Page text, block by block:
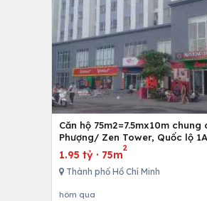
Căn hộ 75m2=7.5mx10m chung
Phượng/ Zen Tower, Quốc lộ
12,Tp. Hồ Chí Minh, Việt Nam
1.95 tỷ · 75m
2
Thành phố Hồ Chí Minh
hôm qua